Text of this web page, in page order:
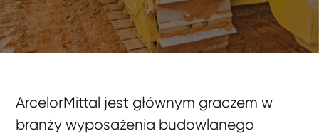
ArcelorMittal jest głównym graczem w
branży wyposażenia budowlanego